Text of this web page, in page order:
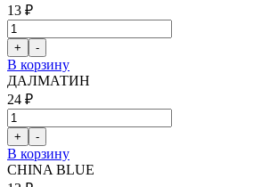
13 ₽
В корзину
ДАЛМАТИН
24 ₽
В корзину
CHINA BLUE